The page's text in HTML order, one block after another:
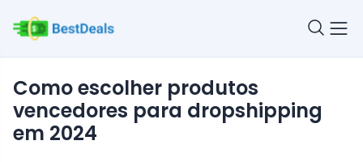
Como escolher produtos
vencedores para dropshipping
em 2024